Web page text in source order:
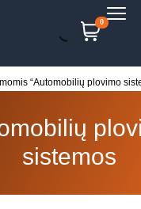
0
“Automobilių plovimo
sistemos